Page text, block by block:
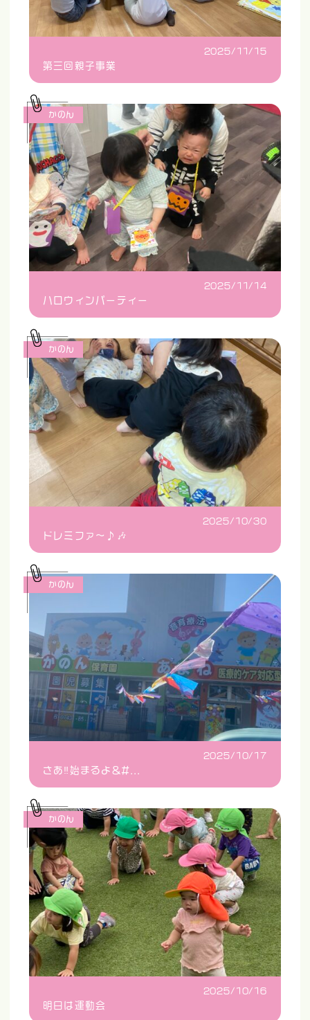
2025/11/15
第三回親子事業
2025/11/14
ハロウィンパーティー
かのん
2025/10/30
ドレミファ〜♪🎶
かのん
2025/10/17
さあ‼️始まるよ&#...
かのん
2025/10/16
明日は運動会
かのん